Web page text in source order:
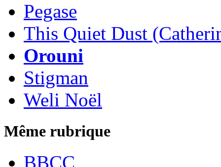
Pegase
This Quiet Dust
Orouni
Stigman
Weli Noël
Même rubrique
BBCC